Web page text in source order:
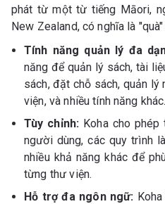
phát từ một từ tiếng Māori,
New Zealand, có nghĩa là
Tính năng quản lý đa
năng để quản lý sách, tài
sách, đặt chỗ sách, quản
viện, và nhiều tính năng khác.
Tùy chỉnh: Koha cho
người dùng, các quy trình
nhiều khả năng khác để
từng thư viện.
Hỗ trợ đa ngôn ngữ: